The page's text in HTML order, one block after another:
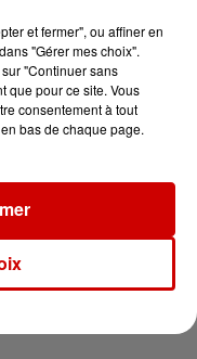
Voir plus
pour le
Gourmand 2026
de nos
et fermer", ou affiner en
"Gérer mes choix".
"Continuer sans
que pour ce site. Vous
consentement à tout
bas de chaque page.